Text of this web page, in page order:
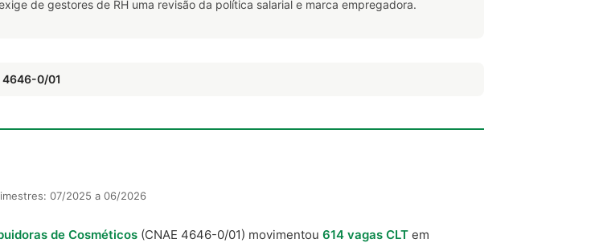
de gestores de RH uma revisão da política salarial e marca empregadora.
4646-0/01
07/2025 a 06/2026
de Cosméticos (CNAE 4646-0/01) movimentou 614 vagas CLT em